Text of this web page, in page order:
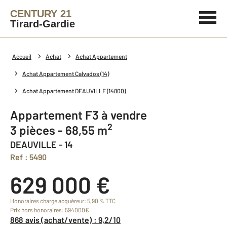
CENTURY 21
Tirard-Gardie
Accueil Achat Achat Appartement
Achat Appartement Calvados (14)
Achat Appartement DEAUVILLE (14800)
Appartement F3 à vendre
3 pièces - 68,55 m2
DEAUVILLE - 14
Ref : 5490
629 000 €
Honoraires charge acquéreur: 5,90 % TTC
Prix hors honoraires: 594000€
868 avis (achat/vente) : 9,2/10